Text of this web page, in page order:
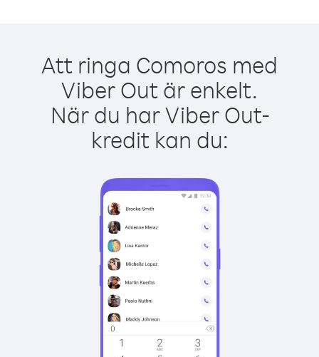
Att ringa Comoros med
Viber Out är enkelt.
När du har Viber Out-
kredit kan du: